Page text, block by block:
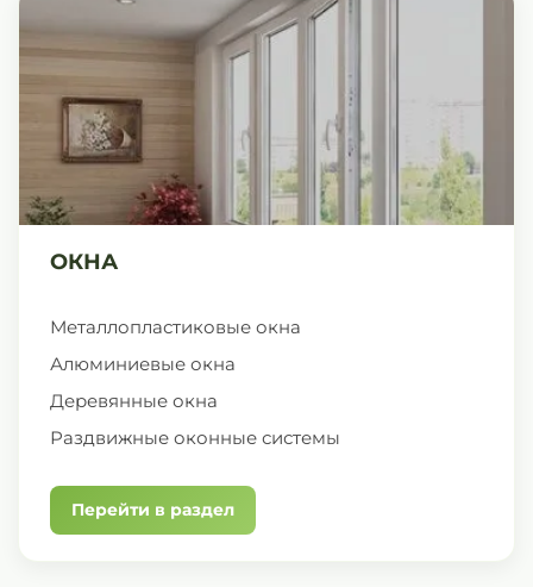
ОКНА
Металлопластиковые окна
Алюминиевые окна
Деревянные окна
Раздвижные оконные системы
Перейти в раздел